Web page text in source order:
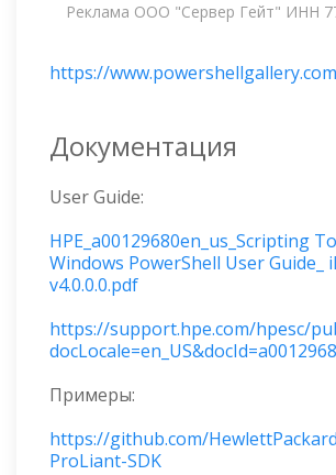
Реклама ООО "Сервер Гейт" ИНН
https://
Документация
User Guide:
HPE_a00129680en_us_Scripting
Windows PowerShell User Guide_
v4.0.0.0.pdf
https://support.hpe.com/hpesc/
Примеры:
https://github.com/
ProLiant-SDK